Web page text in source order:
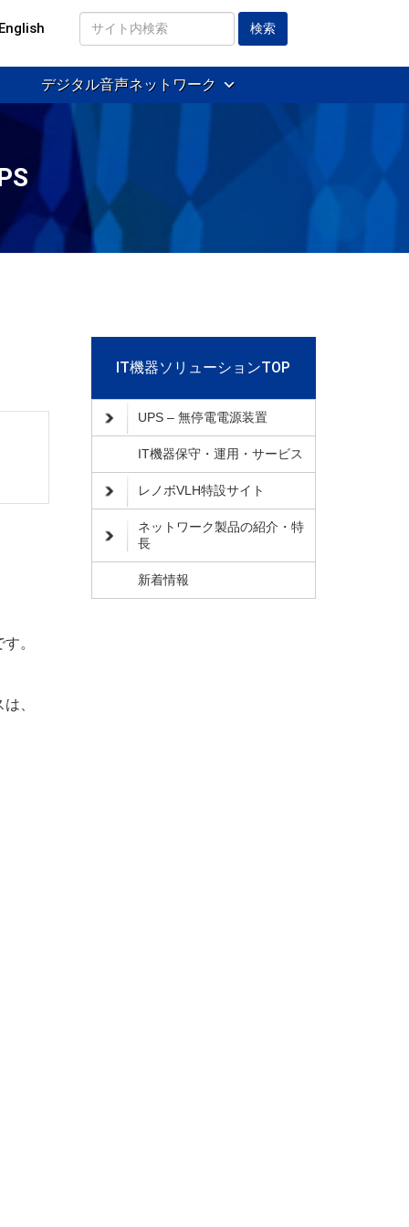
サ
イ
ト
索
デジタル音声ネットワーク
。
、
IT機器ソリューションTOP
UPS – 無停電電源装置
IT機器保守・運用・サービス
レノボVLH特設サイト
ネットワーク製品の紹介・特
長
新着情報